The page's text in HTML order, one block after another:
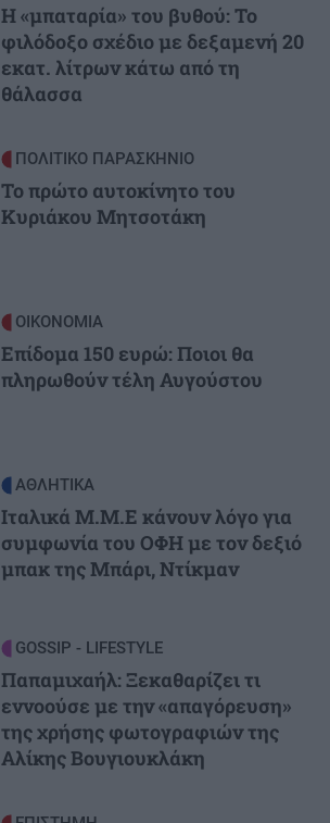
Η «μπαταρία» του βυθού: Το
φιλόδοξο σχέδιο με δεξαμενή 20
εκατ. λίτρων κάτω από τη
θάλασσα
ΠΟΛΙΤΙΚΟ ΠΑΡΑΣΚΗΝΙΟ
Το πρώτο αυτοκίνητο του
Κυριάκου Μητσοτάκη
ΟΙΚΟΝΟΜΙΑ
Επίδομα 150 ευρώ: Ποιοι θα
πληρωθούν τέλη Αυγούστου
ΑΘΛΗΤΙΚΑ
Ιταλικά Μ.Μ.Ε κάνουν λόγο για
συμφωνία του ΟΦΗ με τον δεξιό
μπακ της Μπάρι, Ντίκμαν
GOSSIP - LIFESTYLE
Παπαμιχαήλ: Ξεκαθαρίζει τι
εννοούσε με την «απαγόρευση»
της χρήσης φωτογραφιών της
Αλίκης Βουγιουκλάκη